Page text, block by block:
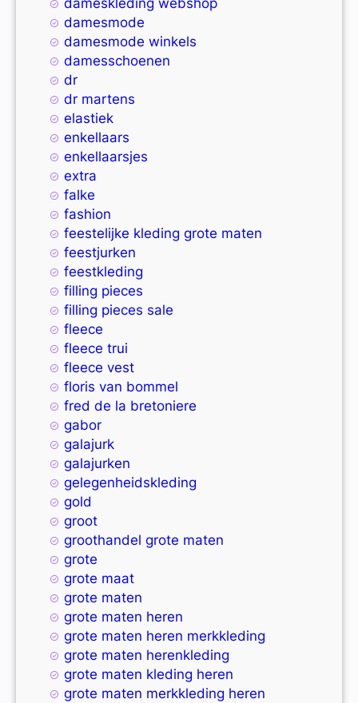
damesmode
damesmode winkels
damesschoenen
dr
dr martens
elastiek
enkellaars
enkellaarsjes
extra
falke
fashion
feestelijke kleding grote maten
feestjurken
feestkleding
filling pieces
filling pieces sale
fleece
fleece trui
fleece vest
floris van bommel
fred de la bretoniere
gabor
galajurk
galajurken
gelegenheidskleding
gold
groot
groothandel grote maten
grote
grote maat
grote maten
grote maten heren
grote maten heren merkkleding
grote maten herenkleding
grote maten kleding heren
grote maten merkkleding heren